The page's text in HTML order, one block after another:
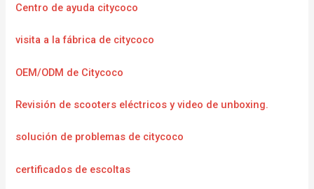
Centro de ayuda citycoco
visita a la fábrica de citycoco
OEM/ODM de Citycoco
Revisión de scooters eléctricos y video de unboxing.
solución de problemas de citycoco
certificados de escoltas